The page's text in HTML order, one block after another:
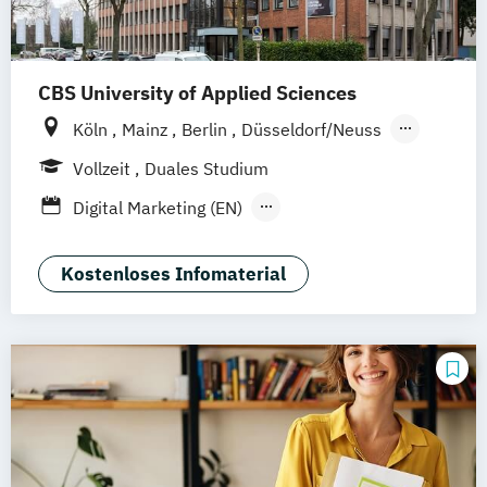
Online-Marketing
CBS University of Applied Sciences
Köln Mainz Berlin
Düsseldorf/Neuss
Solingen
Hamburg Rheine
Vollzeit
Duales Studium
Digital Marketing (EN)
Brand Management (dual)
General Management-Spezialisierung
General Management-Spezialisierung
Marketing-
Medien- und Eventmanagement (dual)
Kostenloses Infomaterial